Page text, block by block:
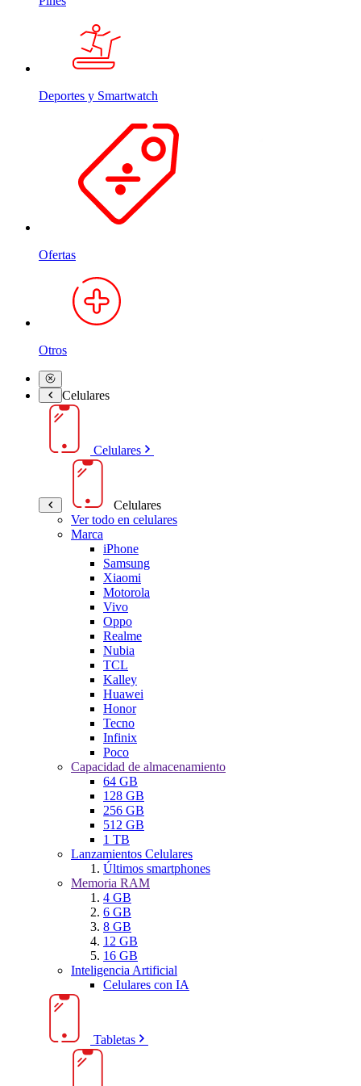
Deportes y Smartwatch
Ofertas
Otros
Celulares
Celulares
Celulares
Ver todo en celulares
Marca
iPhone
Samsung
Xiaomi
Motorola
Vivo
Oppo
Realme
Nubia
TCL
Kalley
Huawei
Honor
Tecno
Infinix
Poco
Capacidad de almacenamiento
64 GB
128 GB
256 GB
512 GB
1 TB
Lanzamientos Celulares
Últimos smartphones
Memoria RAM
4 GB
6 GB
8 GB
12 GB
16 GB
Inteligencia Artificial
Celulares con IA
Tabletas